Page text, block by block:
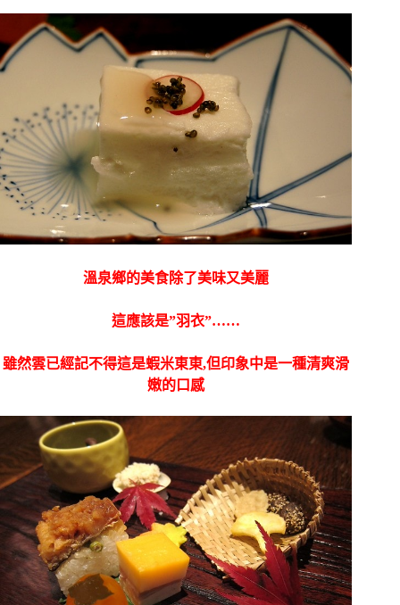
溫泉鄉的美食除了美味又美麗
這應該是”羽衣”……
雖然雲已經記不得這是蝦米東東,但印象中是一種清爽滑
嫩的口感